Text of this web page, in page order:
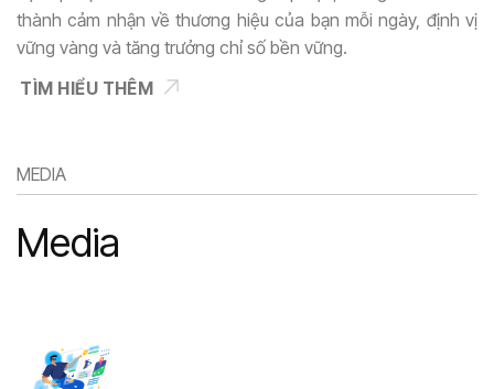
thành cảm nhận về thương hiệu của bạn mỗi ngày, định vị
vững vàng và tăng trưởng chỉ số bền vững.
TÌM HIỂU THÊM
MEDIA
Media